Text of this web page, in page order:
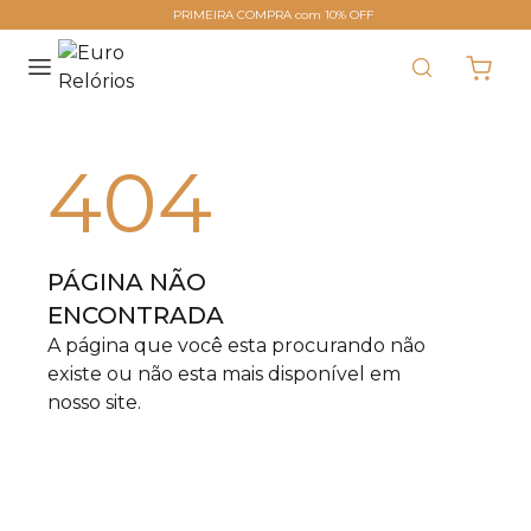
PRIMEIRA COMPRA com 10% OFF
404
PÁGINA NÃO
ENCONTRADA
A página que você esta procurando não
existe ou não esta mais disponível em
nosso site.